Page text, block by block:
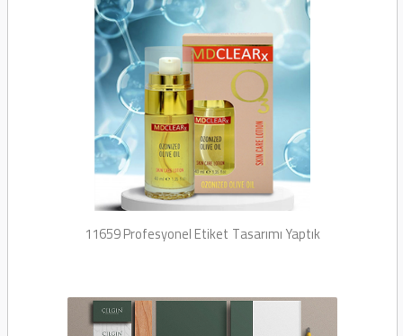
11659 Profesyonel Etiket Tasarımı Yaptık